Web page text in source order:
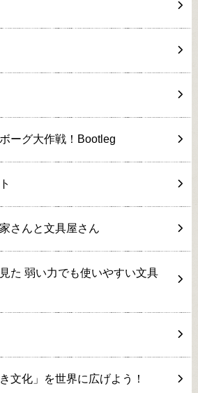
ーグ大作戦！Bootleg
さんと文具屋さん
た 弱い力でも使いやすい文具
文化」を世界に広げよう！